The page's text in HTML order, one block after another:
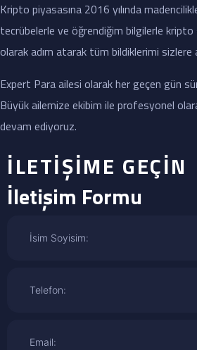
Kripto piyasasına 2016 yılında
tecrübelerle ve öğrendiğim bilgilerle
olarak adım atarak tüm bildiklerimi
Expert Para ailesi olarak her geçen gün
Büyük ailemize ekibim ile profesyonel
devam ediyoruz.
İLETİŞİME GEÇİN
İletişim Formu